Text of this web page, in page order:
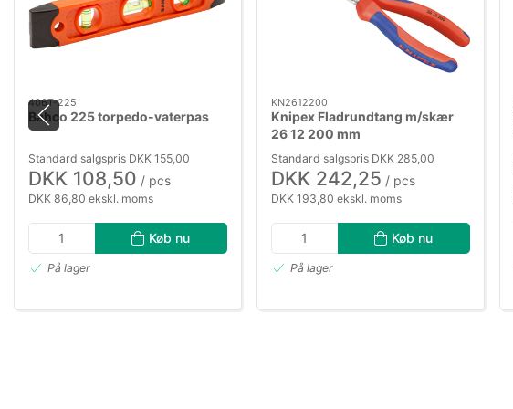
406T-225
Bahco 225 torpedo-vaterpas
Standard salgspris DKK 155,00
DKK 108,50 / pcs
DKK 86,80 ekskl. moms
Køb nu
På lager
KN2612200
Knipex Fladrundtang m/skær
26 12 200 mm
Standard salgspris DKK 285,00
DKK 242,25 / pcs
DKK 193,80 ekskl. moms
Køb nu
På lager